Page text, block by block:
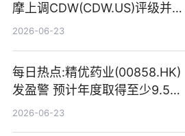
摩上调CDW(CDW.US)评级并看
高IBM(IBM.US)戴尔(DELL.US)
2026-06-23
每日热点:精优药业(00858.HK)
发盈警 预计年度取得至少9.5亿
港元的亏损 同比盈转亏
2026-06-23